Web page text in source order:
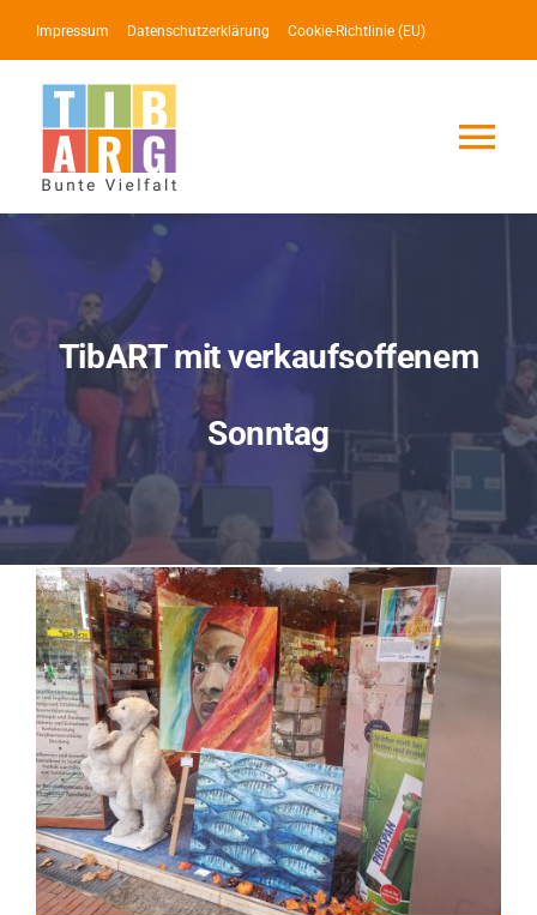
Inhalt
springen
Impressum Datenschutzerklärung Cookie-Richtlinie (EU)
Events
Impressionen
Über uns
SUCHE
NACH:
TibART mit verkaufsoffenem
Sonntag